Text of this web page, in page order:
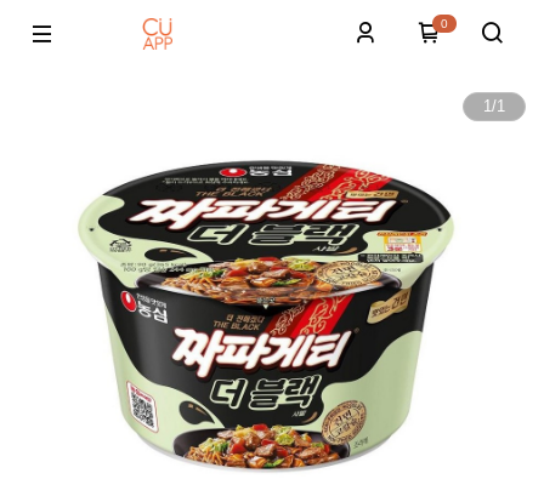
0
1/1